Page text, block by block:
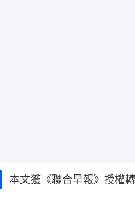
本文獲《聯合早報》授權